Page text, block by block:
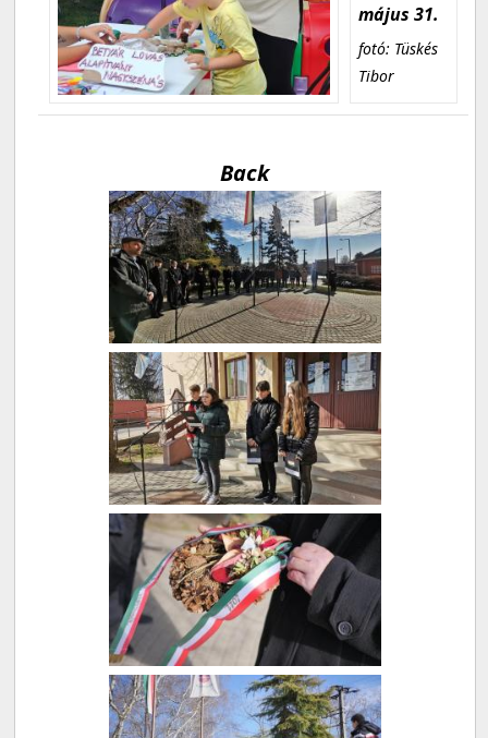
május 31.
fotó: Tüskés
Tibor
Back